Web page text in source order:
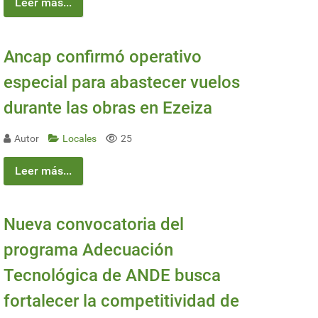
Leer más...
Ancap confirmó operativo
especial para abastecer vuelos
durante las obras en Ezeiza
Autor Locales 25
Leer más...
Nueva convocatoria del
programa Adecuación
Tecnológica de ANDE busca
fortalecer la competitividad de